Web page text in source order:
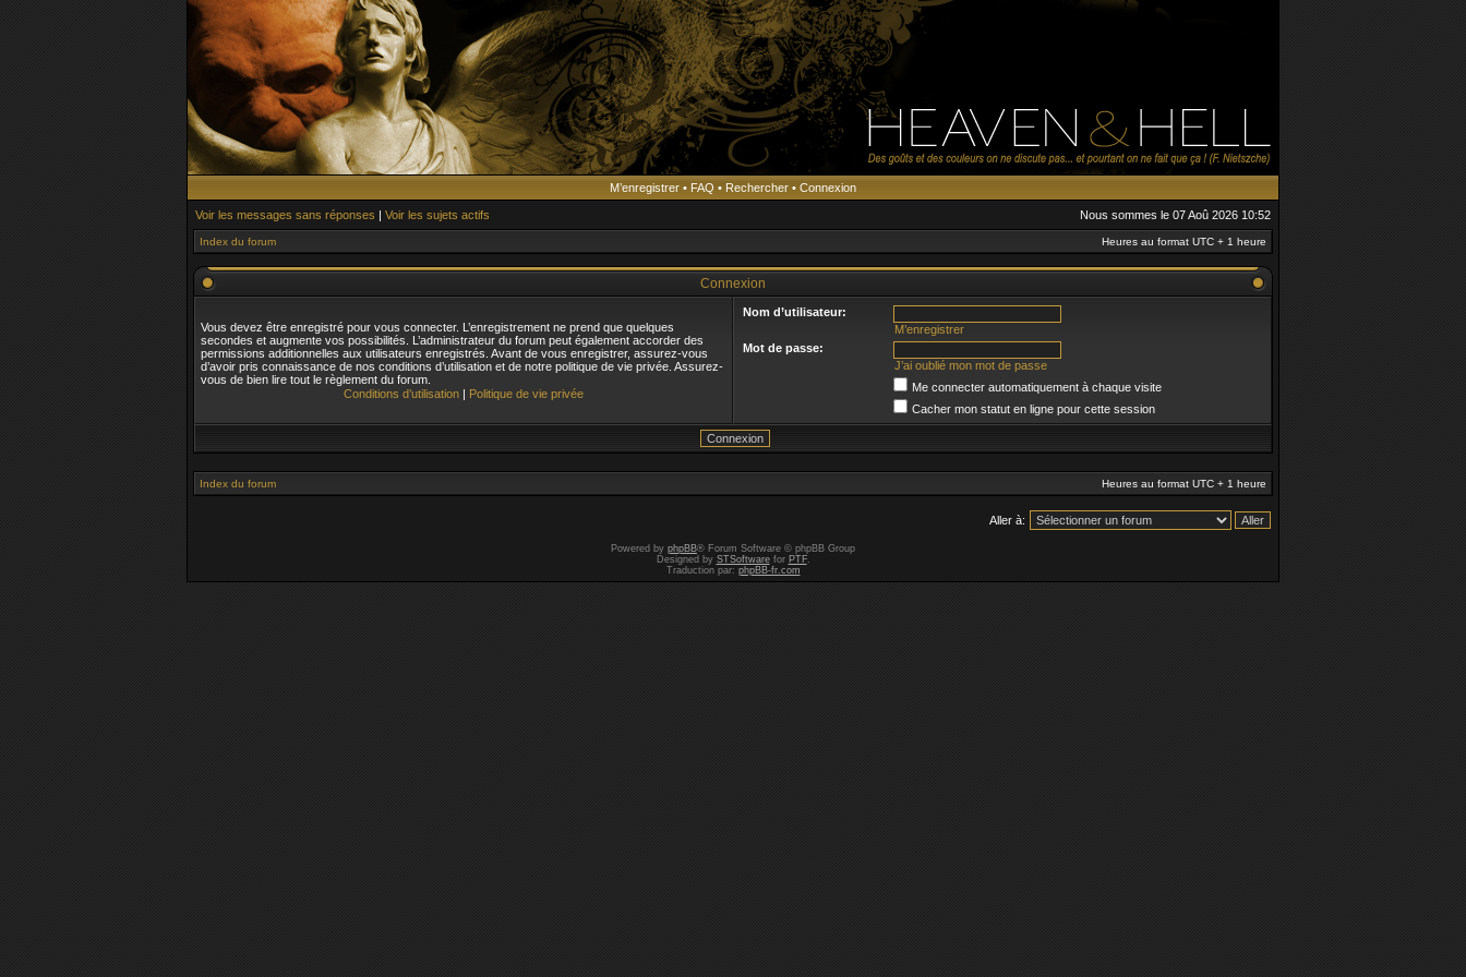
M’enregistrer • FAQ • Rechercher • Connexion
Voir les messages sans réponses | Voir les sujets actifs Nous sommes le 07 Aoû 2026 10:52
Index du forum Heures au format UTC + 1 heure
Connexion
Vous devez être enregistré pour vous connecter. L’enregistrement ne prend que quelques
secondes et augmente vos possibilités. L’administrateur du forum peut également accorder des
permissions additionnelles aux utilisateurs enregistrés. Avant de vous enregistrer, assurez-vous
d’avoir pris connaissance de nos conditions d’utilisation et de notre politique de vie privée. Assurez-
vous de bien lire tout le règlement du forum.
Conditions d’utilisation | Politique de vie privée
Nom d’utilisateur:
M’enregistrer
Mot de passe:
J’ai oublié mon mot de passe
Me connecter automatiquement à chaque visite
Cacher mon statut en ligne pour cette session
Index du forum Heures au format UTC + 1 heure
Aller à:
Powered by phpBB® Forum Software © phpBB Group
Designed by STSoftwarefor PTF.
Traduction par: phpBB-fr.com